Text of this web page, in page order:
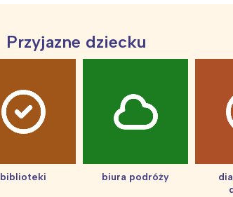
Przyjazne dziecku
biblioteki biura podróży